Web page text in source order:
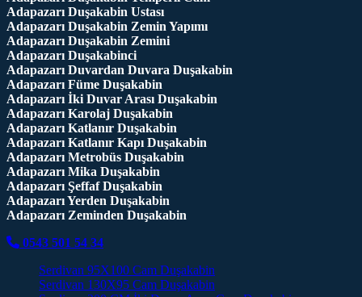
Adapazarı Duşakabin Ustası
Adapazarı Duşakabin Zemin Yapımı
Adapazarı Duşakabin Zemini
Adapazarı Duşakabinci
Adapazarı Duvardan Duvara Duşakabin
Adapazarı Füme Duşakabin
Adapazarı İki Duvar Arası Duşakabin
Adapazarı Karolaj Duşakabin
Adapazarı Katlanır Duşakabin
Adapazarı Katlanır Kapı Duşakabin
Adapazarı Metrobüs Duşakabin
Adapazarı Mika Duşakabin
Adapazarı Şeffaf Duşakabin
Adapazarı Yerden Duşakabin
Adapazarı Zeminden Duşakabin
0543 501 54 34
Serdivan 95X100 Cam Duşakabin
Serdivan 130X95 Cam Duşakabin